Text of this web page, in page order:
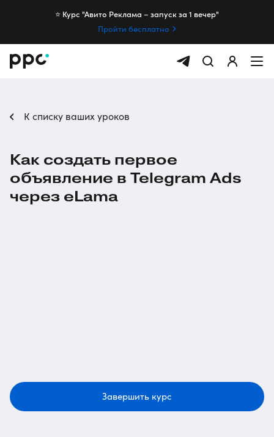
⭐️ Курс "Авито Реклама – запуск за 1 вечер"
Пройти бесплатно
К списку ваших уроков
Как создать первое
объявление в Telegram Ads
через eLama
Завершить курс